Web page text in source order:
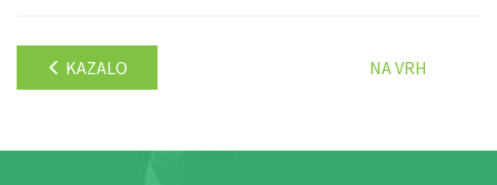
KAZALO NA VRH